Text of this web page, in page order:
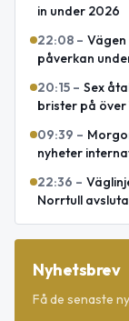
in under 2026
22:08 –
påverkan
20:15 – Sex
brister på över
09:39 –
nyheter
22:36 –
Norrtull
Nyhetsbrev
Få de senaste